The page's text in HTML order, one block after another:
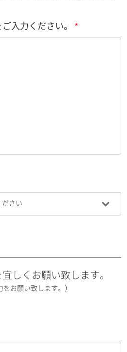
入力ください。
しくお願い致します。
をお願い致します。）